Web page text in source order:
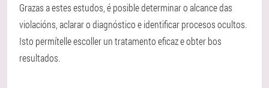
Grazas a estes estudos, é posible determinar o alcance das
violacións, aclarar o diagnóstico e identificar procesos ocultos.
Isto permítelle escoller un tratamento eficaz e obter bos
resultados.